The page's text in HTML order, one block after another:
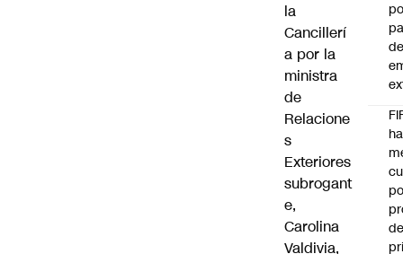
la
Cancillerí
a por la
ministra
de
Relacione
s
Exteriores
subrogant
e,
Carolina
Valdivia,
de
de